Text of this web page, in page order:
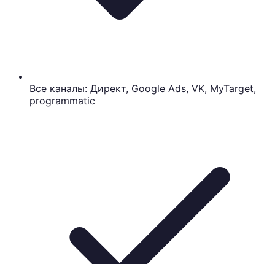
Все каналы: Директ, Google Ads, VK, MyTarget,
programmatic